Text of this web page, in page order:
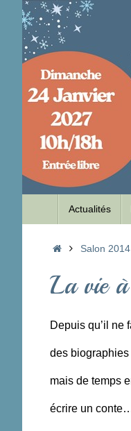
Passer
contenu
Actualités
AccueilSalon 2014
La vie
Depuis qu’il ne
des biographies
mais de temps
écrire un